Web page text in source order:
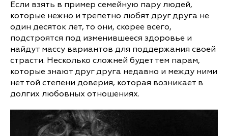
Если взять в пример семейную пару людей,
которые нежно и трепетно любят друг друга не
один десяток лет, то они, скорее всего,
подстроятся под изменившееся здоровье и
найдут массу вариантов для поддержания своей
страсти. Несколько сложней будет тем парам,
которые знают друг друга недавно и между ними
нет той степени доверия, которая возникает в
долгих любовных отношениях.